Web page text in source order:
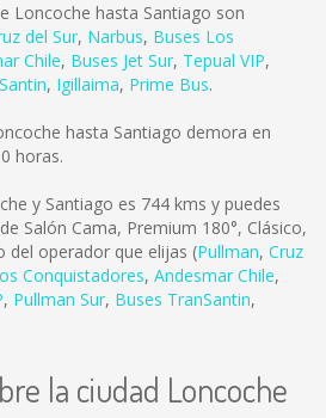
Loncoche hasta Santiago son
del Sur, Narbus, Buses Los
Chile, Buses Jet Sur, Tepual VIP,
, Igillaima, Prime Bus.
hasta Santiago demora en
horas.
y Santiago es 744 kms y puedes
Salón Cama, Premium 180°, Clásico,
del operador que elijas (Pullman, Cruz
Conquistadores, Andesmar Chile,
, Pullman Sur, Buses TranSantin,
la ciudad Loncoche